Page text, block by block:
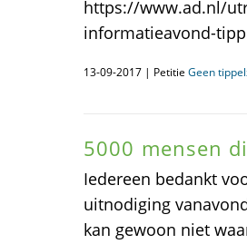
https://www.ad.nl/
informatieavond-
13-09-2017 | Petitie Geen
5000 mensen
Iedereen bedankt
uitnodiging
kan gewoon niet